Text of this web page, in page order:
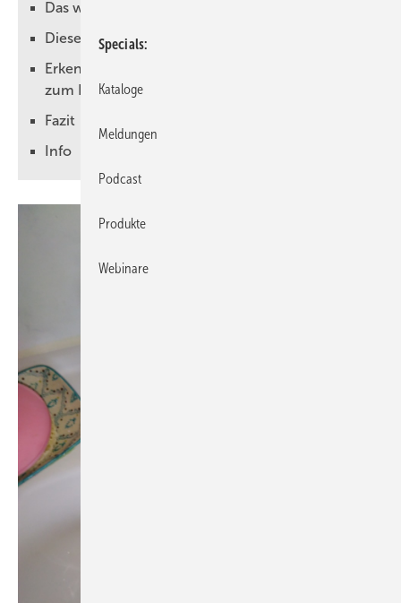
Das waren die Prüfbedingungen
Diese Produkte wurden geprüft
Erkenntnisse aus dem Praxistext
zum Druckstoßverhalten von Einhebelmischern
Fazit
Info
Specials
Kataloge
Meldungen
Podcast
Produkte
Webinare